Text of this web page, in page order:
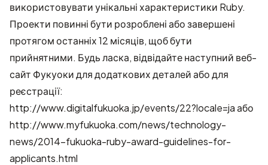
використовувати унікальні характеристики Ruby.
Проекти повинні бути розроблені або завершені
протягом останніх 12 місяців, щоб бути
прийнятними. Будь ласка, відвідайте наступний веб-
сайт Фукуоки для додаткових деталей або для
реєстрації:
http://www.digitalfukuoka.jp/events/22?locale=jaабо
http://www.myfukuoka.com/news/technology-
news/2014-fukuoka-ruby-award-guidelines-for-
applicants.html